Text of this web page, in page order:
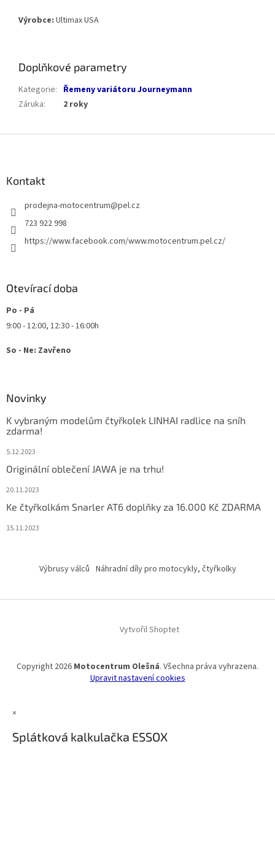
Výrobce: Ultimax USA
Doplňkové parametry
Kategorie: Řemeny variátoru Journeymann
Záruka: 2 roky
Kontakt
prodejna-motocentrum@pel.cz
723 922 998
https://www.facebook.com/www.motocentrum.pel.cz/
Otevírací doba
Po - Pá
9:00 - 12:00, 12:30 - 16:00h
So - Ne: Zavřeno
Novinky
K vybraným modelům čtyřkolek LINHAI radlice na sníh
zdarma!
5.12.2023
Originální oblečení JAWA je na trhu!
20.11.2023
Ke čtyřkolkám Snarler AT6 doplňky za 16.000 Kč ZDARMA
15.11.2023
Výbrusy válců Náhradní díly pro motocykly, čtyřkolky
Vytvořil Shoptet
Copyright 2026 Motocentrum Olešná. Všechna práva vyhrazena.
Upravit nastavení cookies
×
Splátková kalkulačka ESSOX